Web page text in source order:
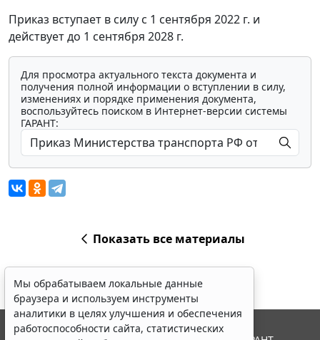
Приказ вступает в силу с 1 сентября 2022 г. и
действует до 1 сентября 2028 г.
Для просмотра актуального текста документа и
получения полной информации о вступлении в силу,
изменениях и порядке применения документа,
воспользуйтесь поиском в Интернет-версии системы
ГАРАНТ:
Показать все материалы
Мы обрабатываем локальные данные
браузера и используем инструменты
аналитики в целях улучшения и обеспечения
работоспособности сайта, статистических